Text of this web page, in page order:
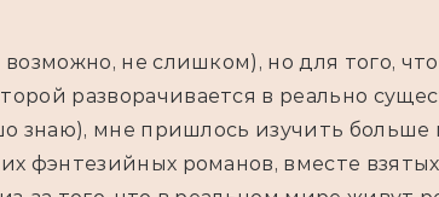
не слишком), но для того,
разворачивается в реально
знаю), мне пришлось изучить больше
фэнтезийных романов, вместе